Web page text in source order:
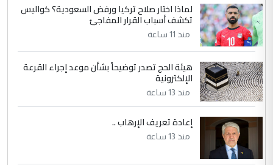
5 عبد الأمير جاسم هليل
التعليق : نحن اباء الطلاب الأوائل على العراق
نتشرف بلقاء السيد احمد الصافي في العتبات
الموضوع :
مكتب السيد احمد الصافي : لا يوجود
لدينا اي حساب على الفيس بوك وتويتر
لماذا اختار صلاح تركيا ورفض السعودية؟ كواليس
تكشف أسباب القرار المفاجئ
منذ 11 ساعة
هيئة الحج تصدر توضيحاً بشأن موعد إجراء القرعة
الإلكترونية
منذ 13 ساعة
إعادة تعريف الإرهاب ..
منذ 13 ساعة